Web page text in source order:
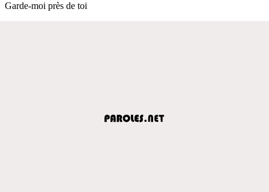
Garde-moi près de toi